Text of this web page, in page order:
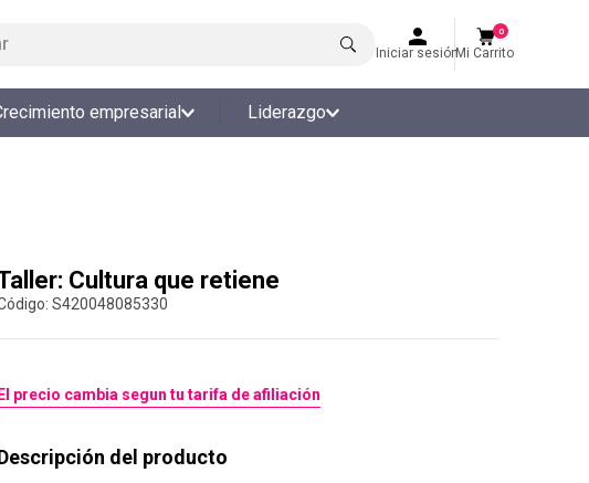
Iniciar sesiónMi Carrito
0
empresarial Liderazgo
Cultura que retiene
: S420048085330
precio cambia segun tu tarifa de afiliación
del producto